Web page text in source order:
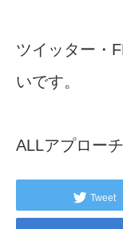
ツイッター・
いです。
ALLアプロー
Tweet